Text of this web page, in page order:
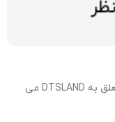
تمامی حقوق مادی و معنوی این وب سایت متعلق به DTSLAND می